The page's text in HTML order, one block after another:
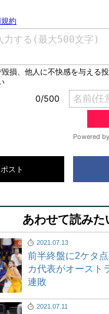
ポスト
あわせて読みた
2021.07.13
前半終盤に2ケタ
カ代表がオースト
連敗
2021.07.11